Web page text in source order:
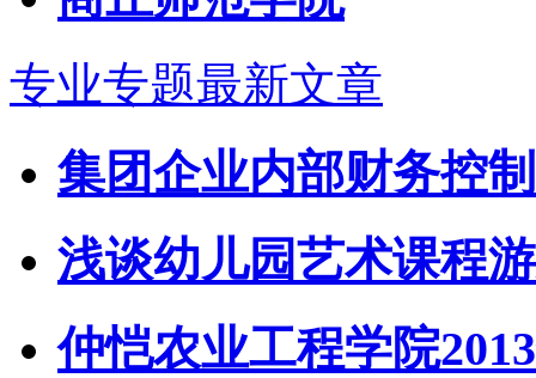
专业专题最新文章
集团企业内部财务控
浅谈幼儿园艺术课程
仲恺农业工程学院